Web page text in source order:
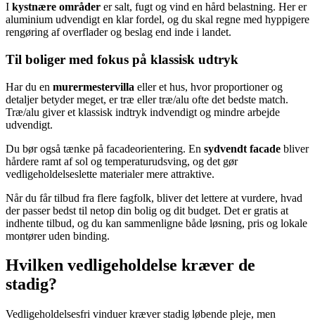
I kystnære områder er salt, fugt og vind en hård belastning. Her er
aluminium udvendigt en klar fordel, og du skal regne med hyppigere
rengøring af overflader og beslag end inde i landet.
Til boliger med fokus på klassisk udtryk
Har du en murermestervilla eller et hus, hvor proportioner og
detaljer betyder meget, er træ eller træ/alu ofte det bedste match.
Træ/alu giver et klassisk indtryk indvendigt og mindre arbejde
udvendigt.
Du bør også tænke på facadeorientering. En sydvendt facade bliver
hårdere ramt af sol og temperaturudsving, og det gør
vedligeholdelseslette materialer mere attraktive.
Når du får tilbud fra flere fagfolk, bliver det lettere at vurdere, hvad
der passer bedst til netop din bolig og dit budget. Det er gratis at
indhente tilbud, og du kan sammenligne både løsning, pris og lokale
montører uden binding.
Hvilken vedligeholdelse kræver de
stadig?
Vedligeholdelsesfri vinduer kræver stadig løbende pleje, men